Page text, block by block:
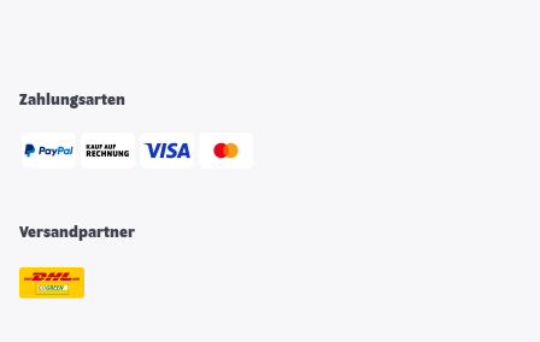
Zahlungsarten
Versandpartner